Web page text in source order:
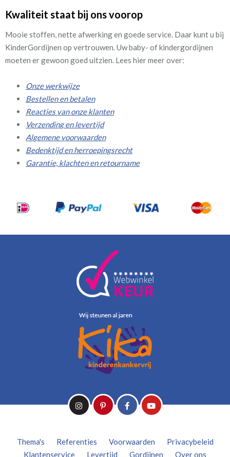
Kwaliteit staat bij ons voorop
Mooie stoffen, nette afwerking en goede service. Daar kunt u bij
KinderGordijnen op vertrouwen. Uw baby- of kindergordijnen
moeten er gewoon goed uitzien. Lees hier meer over:
Onze werkwijze
Bestellen en betalen
Reacties van onze klanten
Verzending en levertijd
Algemene voorwaarden
Bedenktijd en herroepingsrecht
Garantie, klachten en retourname
Thema's Referenties Voorwaarden
Privacybeleid
Klantenservice
Levertijd Gordijnen Over ons